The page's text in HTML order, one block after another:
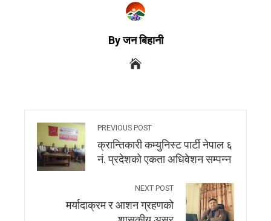
By जन बिहानी
PREVIOUS POST
क्रान्तिकारी कम्युनिस्ट पार्टी नेपाल ६
नं. प्रदेशको एकता अधिवेशन सम्पन्न
NEXT POST
मर्यादाक्रम र आशन ग्रहणको